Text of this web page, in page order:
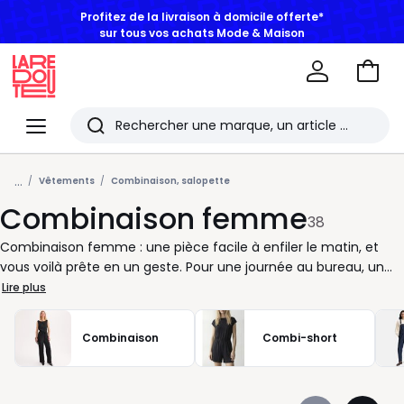
sur tous vos achats Mode & Maison
Menu
Redoute
Rechercher
Les
derniers
articles
consultés
Aller
... Vêtements Combinaison, salopette
Combinaison femme38
Combinaison femme : une pièce facile à enfiler le matin, et
vous voilà prête en un geste. Pour une journée au bureau, un
déjeuner en ville ou une soirée improvisée, elle simplifie l’allure
sans sacrifier le style. Coupe fluide pour bouger librement,
version cintrée pour marquer la taille, manches longues ou
bretelles fines selon la saison : à chacune son rythme, à
chaque envie sa silhouette. Avec des baskets, elle reste
Lire plus
Combinaison Combi-short